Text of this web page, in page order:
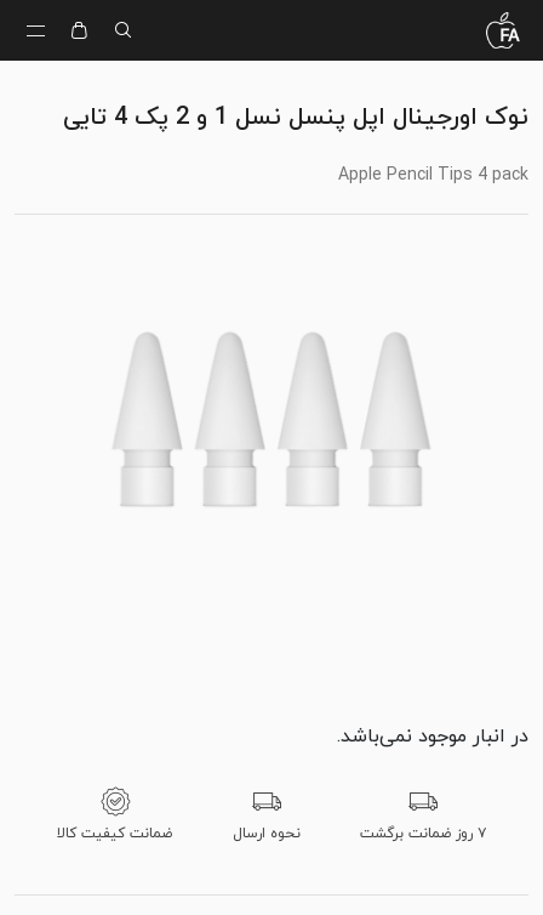
نوک اورجینال اپل پنسل نسل 1 و 2 پک 4 تایی
Apple Pencil Tips 4 pack
در انبار موجود نمی‌باشد.
۷ روز ضمانت برگشت نحوه ارسال ضمانت کیفیت کالا